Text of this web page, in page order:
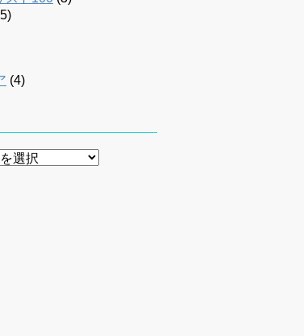
(4)